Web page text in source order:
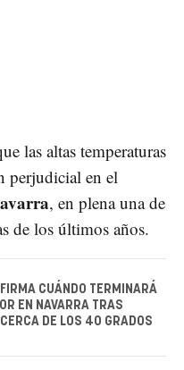
las altas temperaturas
perjudicial en el
, en plena una de
de los últimos años.
CUÁNDO TERMINARÁ
EN NAVARRA TRAS
DE LOS 40 GRADOS